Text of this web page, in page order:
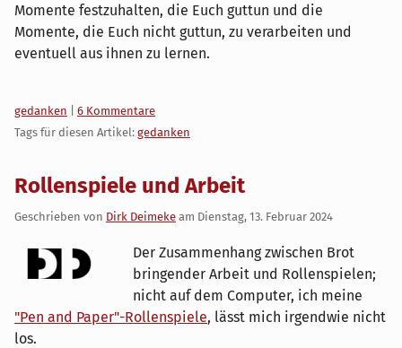
Momente festzuhalten, die Euch guttun und die
Momente, die Euch nicht guttun, zu verarbeiten und
eventuell aus ihnen zu lernen.
Kategorien:
gedanken
6 Kommentare
Tags für diesen Artikel: gedanken
Rollenspiele und Arbeit
Geschrieben von Dirk Deimeke am Dienstag, 13. Februar 2024
Der Zusammenhang zwischen Brot
bringender Arbeit und Rollenspielen;
nicht auf dem Computer, ich meine
"Pen and Paper"-Rollenspiele, lässt mich irgendwie nicht
los.